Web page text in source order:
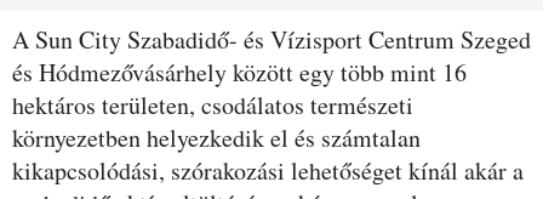
Leírás
A Sun City Szabadidő- és Vízisport Centrum Szeged
és Hódmezővásárhely között egy több mint 16
hektáros területen, csodálatos természeti
környezetben helyezkedik el és számtalan
kikapcsolódási, szórakozási lehetőséget kínál akár a